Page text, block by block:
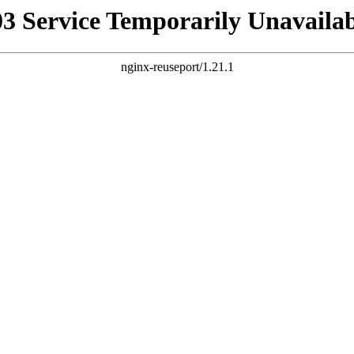
Service Temporarily
nginx-reuseport/1.21.1